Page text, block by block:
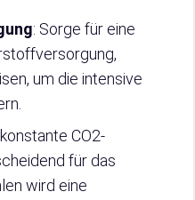
: Sorge für eine
um die intensive
CO2-
für das
wird eine